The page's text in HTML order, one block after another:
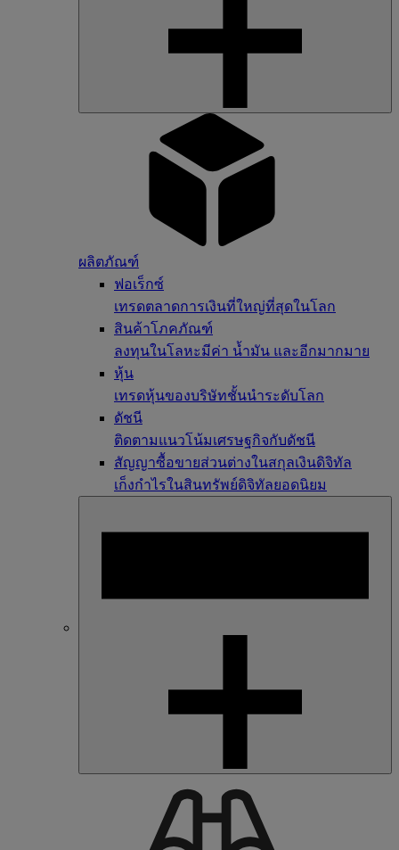
ผลิตภัณฑ์
ฟอเร็กซ์
เทรดตลาดการเงินที่ใหญ่ที่สุดในโลก
สินค้าโภคภัณฑ์
ลงทุนในโลหะมีค่า น้ำมัน และอีกมากมาย
หุ้น
เทรดหุ้นของบริษัทชั้นนำระดับโลก
ดัชนี
ติดตามแนวโน้มเศรษฐกิจกับดัชนี
สัญญาซื้อขายส่วนต่างในสกุลเงินดิจิทัล
เก็งกำไรในสินทรัพย์ดิจิทัลยอดนิยม